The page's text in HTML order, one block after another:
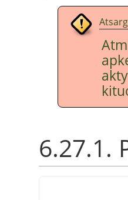
6.27.1.